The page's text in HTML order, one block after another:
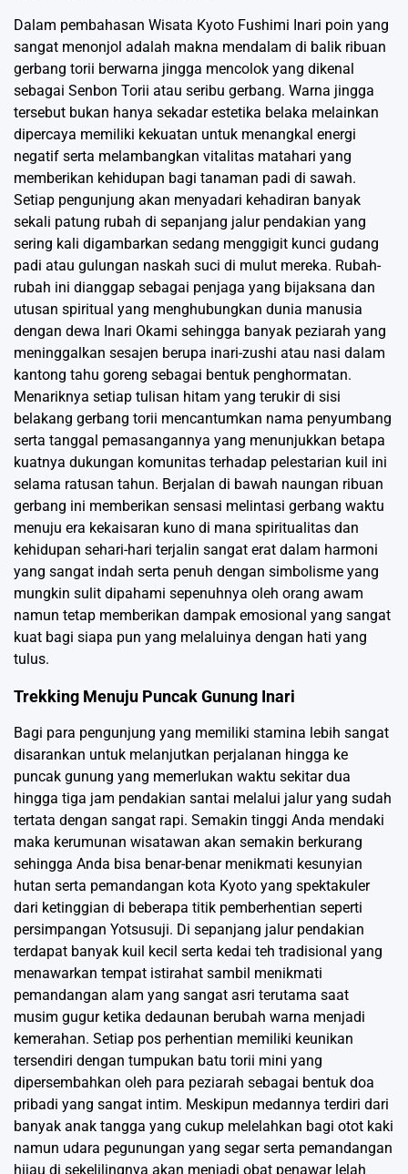
Dalam pembahasan Wisata Kyoto Fushimi Inari poin yang
sangat menonjol adalah makna mendalam di balik ribuan
gerbang torii berwarna jingga mencolok yang dikenal
sebagai Senbon Torii atau seribu gerbang. Warna jingga
tersebut bukan hanya sekadar estetika belaka melainkan
dipercaya memiliki kekuatan untuk menangkal energi
negatif serta melambangkan vitalitas matahari yang
memberikan kehidupan bagi tanaman padi di sawah.
Setiap pengunjung akan menyadari kehadiran banyak
sekali patung rubah di sepanjang jalur pendakian yang
sering kali digambarkan sedang menggigit kunci gudang
padi atau gulungan naskah suci di mulut mereka. Rubah-
rubah ini dianggap sebagai penjaga yang bijaksana dan
utusan spiritual yang menghubungkan dunia manusia
dengan dewa Inari Okami sehingga banyak peziarah yang
meninggalkan sesajen berupa inari-zushi atau nasi dalam
kantong tahu goreng sebagai bentuk penghormatan.
Menariknya setiap tulisan hitam yang terukir di sisi
belakang gerbang torii mencantumkan nama penyumbang
serta tanggal pemasangannya yang menunjukkan betapa
kuatnya dukungan komunitas terhadap pelestarian kuil ini
selama ratusan tahun. Berjalan di bawah naungan ribuan
gerbang ini memberikan sensasi melintasi gerbang waktu
menuju era kekaisaran kuno di mana spiritualitas dan
kehidupan sehari-hari terjalin sangat erat dalam harmoni
yang sangat indah serta penuh dengan simbolisme yang
mungkin sulit dipahami sepenuhnya oleh orang awam
namun tetap memberikan dampak emosional yang sangat
kuat bagi siapa pun yang melaluinya dengan hati yang
tulus.
Trekking Menuju Puncak Gunung Inari
Bagi para pengunjung yang memiliki stamina lebih sangat
disarankan untuk melanjutkan perjalanan hingga ke
puncak gunung yang memerlukan waktu sekitar dua
hingga tiga jam pendakian santai melalui jalur yang sudah
tertata dengan sangat rapi. Semakin tinggi Anda mendaki
maka kerumunan wisatawan akan semakin berkurang
sehingga Anda bisa benar-benar menikmati kesunyian
hutan serta pemandangan kota Kyoto yang spektakuler
dari ketinggian di beberapa titik pemberhentian seperti
persimpangan Yotsusuji. Di sepanjang jalur pendakian
terdapat banyak kuil kecil serta kedai teh tradisional yang
menawarkan tempat istirahat sambil menikmati
pemandangan alam yang sangat asri terutama saat
musim gugur ketika dedaunan berubah warna menjadi
kemerahan. Setiap pos perhentian memiliki keunikan
tersendiri dengan tumpukan batu torii mini yang
dipersembahkan oleh para peziarah sebagai bentuk doa
pribadi yang sangat intim. Meskipun medannya terdiri dari
banyak anak tangga yang cukup melelahkan bagi otot kaki
namun udara pegunungan yang segar serta pemandangan
hijau di sekelilingnya akan menjadi obat penawar lelah